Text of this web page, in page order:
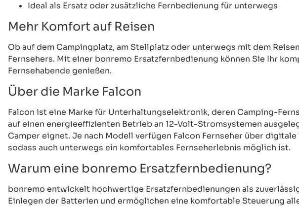
Ideal als Ersatz oder zusätzliche Fernbedienung für unterwegs
Mehr Komfort auf Reisen
Ob auf dem Campingplatz, am Stellplatz oder unterwegs mit dem
Fernsehers. Mit einer bonremo Ersatzfernbedienung können Sie Ihr
Fernsehabende genießen.
Über die Marke Falcon
Falcon ist eine Marke für Unterhaltungselektronik, deren Camping-
auf einen energieeffizienten Betrieb an 12-Volt-Stromsystemen
Camper eignet. Je nach Modell verfügen Falcon Fernseher über
sodass auch unterwegs ein komfortables Fernseherlebnis möglich ist.
Warum eine bonremo Ersatzfernbedienung?
bonremo entwickelt hochwertige Ersatzfernbedienungen als
Einlegen der Batterien und ermöglichen eine komfortable Steuerung